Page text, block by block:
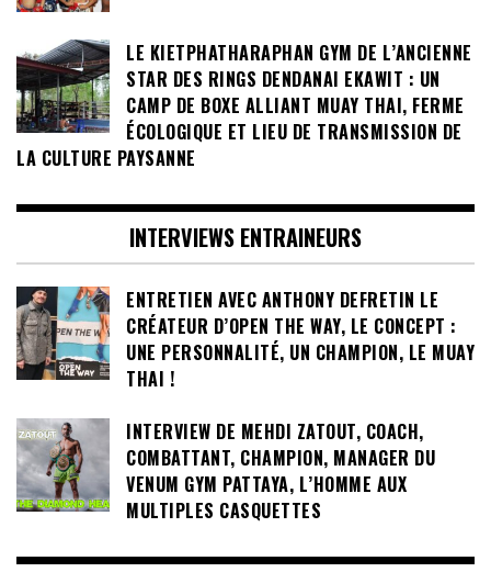
LE KIETPHATHARAPHAN GYM DE L’ANCIENNE
STAR DES RINGS DENDANAI EKAWIT : UN
CAMP DE BOXE ALLIANT MUAY THAI, FERME
ÉCOLOGIQUE ET LIEU DE TRANSMISSION DE
LA CULTURE PAYSANNE
INTERVIEWS ENTRAINEURS
ENTRETIEN AVEC ANTHONY DEFRETIN LE
CRÉATEUR D’OPEN THE WAY, LE CONCEPT :
UNE PERSONNALITÉ, UN CHAMPION, LE MUAY
THAI !
INTERVIEW DE MEHDI ZATOUT, COACH,
COMBATTANT, CHAMPION, MANAGER DU
VENUM GYM PATTAYA, L’HOMME AUX
MULTIPLES CASQUETTES